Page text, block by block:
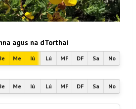
agus na dTorthaí
Me Iú Lú MF DF Sa No
Me Iú Lú MF DF Sa No